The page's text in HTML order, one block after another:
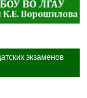
экзаменов